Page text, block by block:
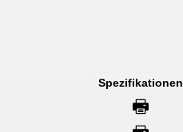
Spezifikationen